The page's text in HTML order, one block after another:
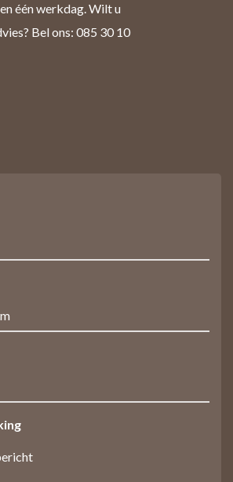
één werkdag. Wilt u
Bel ons: 085 30 10